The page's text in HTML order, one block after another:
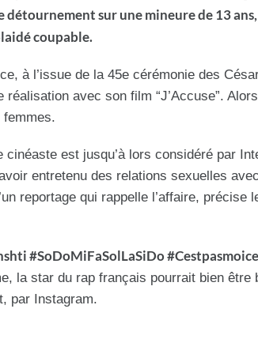
détournement sur une mineure de 13
coupable.
à l’issue de la 45e cérémonie des
avec son film “J’Accuse”.
femmes.
est jusqu’à lors considéré par
entretenu des relations sexuelles
reportage qui rappelle l’affaire, précise
#SoDoMiFaSolLaSiDo
la star du rap français pourrait bien être
par Instagram.